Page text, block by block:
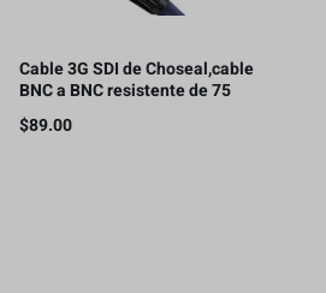
Cable 3G SDI de Choseal,cable
BNC a BNC resistente de 75
ohmios,1080P/35metros
$89.00